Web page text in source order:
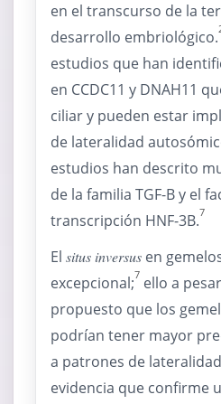
en el transcurso de la
desarrollo embriológico.
estudios que han
en CCDC11 y DNAH11
ciliar y pueden estar
de lateralidad
estudios han descrito
de la familia TGF-B y el
transcripción HNF-3B.7
El situs inversus en
excepcional;7 ello a
propuesto que los
podrían tener mayor
a patrones de
evidencia que confirme